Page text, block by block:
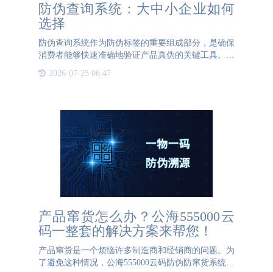
防伪查询系统：大中小企业如何
选择
防伪查询系统作为防伪标签的重要组成部分，是确保
消费者能够快速准确地验证产品真伪的关键工具。这
和简单易用的操作流程。当消费者扫描防伪码后，他
2026-07-25 06:47
产品窜货怎么办？公海555000云
码一整套的解决方案来帮您！
产品窜货是一个烦恼许多制造商和经销商的问题。为
了避免这种情况，公海555000云码防伪防窜货系统平